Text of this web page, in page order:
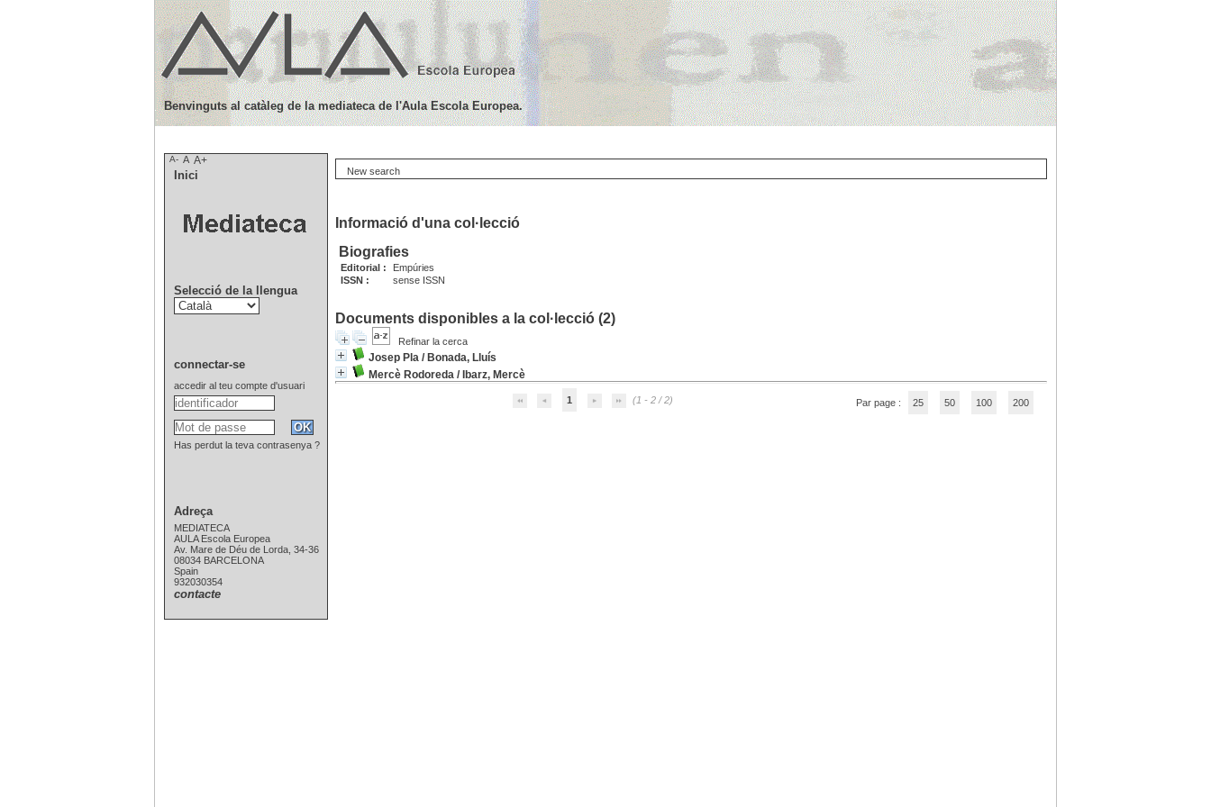
New search
Informació d'una col·lecció
Biografies
Editorial :
Empúries
ISSN :
sense ISSN
Documents disponibles a la col·lecció (2)
Refinar la cerca
Josep Pla / Bonada, Lluís
Mercè Rodoreda / Ibarz, Mercè
1 (1 - 2 / 2) Par page : 25 50 100 200
Benvinguts al catàleg de la mediateca de l'Aula Escola Europea.
A- A A+
Inici
Selecció de la llengua
connectar-se
accedir al teu compte d'usuari
Has perdut la teva contrasenya ?
Adreça
MEDIATECA
AULA Escola Europea
Av. Mare de Déu de Lorda, 34-36
08034 BARCELONA
Spain
932030354
contacte